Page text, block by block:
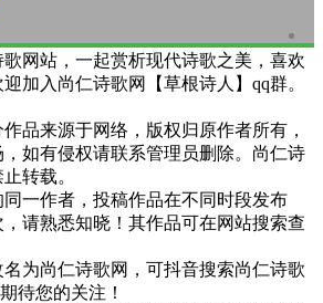
网站，一起赏析现代诗歌之美，喜欢
加入尚仁诗歌网【草根诗人】qq群。
品来源于网络，版权归原作者所有，
如有侵权请联系管理员删除。尚仁诗
转载。
一作者，投稿作品在不同时段发布
请熟悉知晓！其作品可在网站搜索查
为尚仁诗歌网，可抖音搜索尚仁诗歌
待您的关注！